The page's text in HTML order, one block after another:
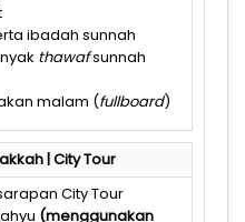
ibadah sunnah
thawafsunnah
malam (fullboard)
| City Tour
City Tour
(menggunakan